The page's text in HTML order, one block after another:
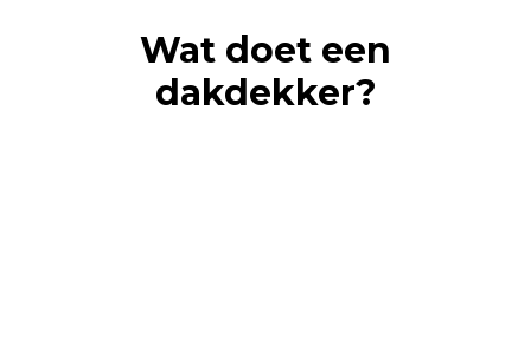
Wat doet een
dakdekker?